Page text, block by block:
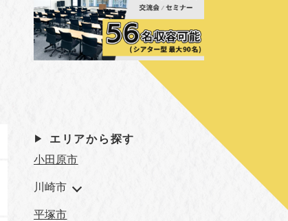
エリアから探す
小田原市
川崎市
平塚市